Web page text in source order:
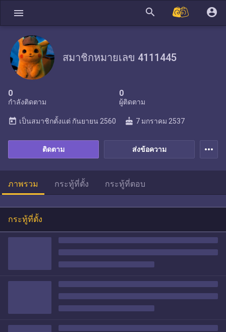
menu search account_circle
สมาชิกหมายเลข 4111445
0
กำลังติดตาม
0
ผู้ติดตาม
ส่งข้อความ
ติดตาม
today เป็นสมาชิกตั้งแต่ กันยายน 2560 cake 7 มกราคม 2537
more_horiz
ภาพรวม กระทู้ที่ตั้ง กระทู้ที่ตอบ
กระทู้ที่ตั้ง